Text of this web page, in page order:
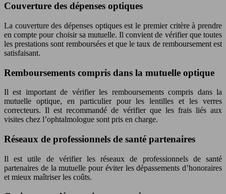
Couverture des dépenses optiques
La couverture des dépenses optiques est le premier critère à prendre
en compte pour choisir sa mutuelle. Il convient de vérifier que toutes
les prestations sont remboursées et que le taux de remboursement est
satisfaisant.
Remboursements compris dans la mutuelle optique
Il est important de vérifier les remboursements compris dans la
mutuelle optique, en particulier pour les lentilles et les verres
correcteurs. Il est recommandé de vérifier que les frais liés aux
visites chez l’ophtalmologue sont pris en charge.
Réseaux de professionnels de santé partenaires
Il est utile de vérifier les réseaux de professionnels de santé
partenaires de la mutuelle pour éviter les dépassements d’honoraires
et mieux maîtriser les coûts.